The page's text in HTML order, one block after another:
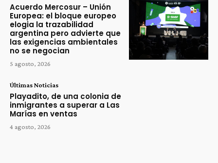
Acuerdo Mercosur – Unión
Europea: el bloque europeo
elogia la trazabilidad
argentina pero advierte que
las exigencias ambientales
no se negocian
5 agosto, 2026
Últimas Noticias
Playadito, de una colonia de
inmigrantes a superar a Las
Marías en ventas
4 agosto, 2026